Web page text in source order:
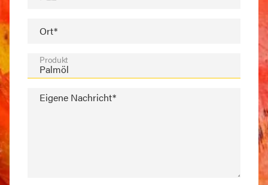
Ort*
Produkt
Eigene Nachricht*